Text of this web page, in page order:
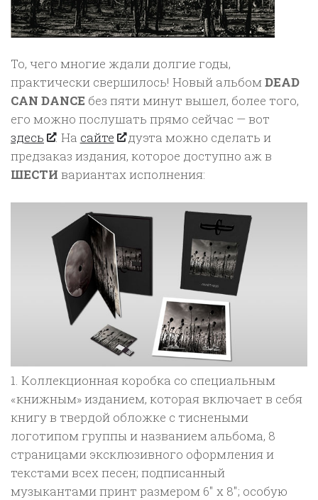
То, чего многие ждали долгие годы,
практически свершилось! Новый альбомDEAD
CAN DANCE без пяти минут вышел, более того,
его можно послушать прямо сейчас — вот
здесь
. На сайте
дуэта можно сделать и
предзаказ издания, которое доступно аж в
ШЕСТИ вариантах исполнения:
1. Коллекционная коробка со специальным
«книжным» изданием, которая включает в себя
книгу в твердой обложке с тиснеными
логотипом группы и названием альбома, 8
страницами эксклюзивного оформления и
текстами всех песен; подписанный
музыкантами принт размером 6″ x 8″; особую